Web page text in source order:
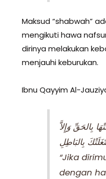
Maksud “shabwah”
mengikuti hawa
dirinya melakukan
menjauhi keburukan.
Ibnu Qayyim Al-
بِالحَقِّ وَإِلاَّ
بِالبَاطِلِ
“Jika
dengan